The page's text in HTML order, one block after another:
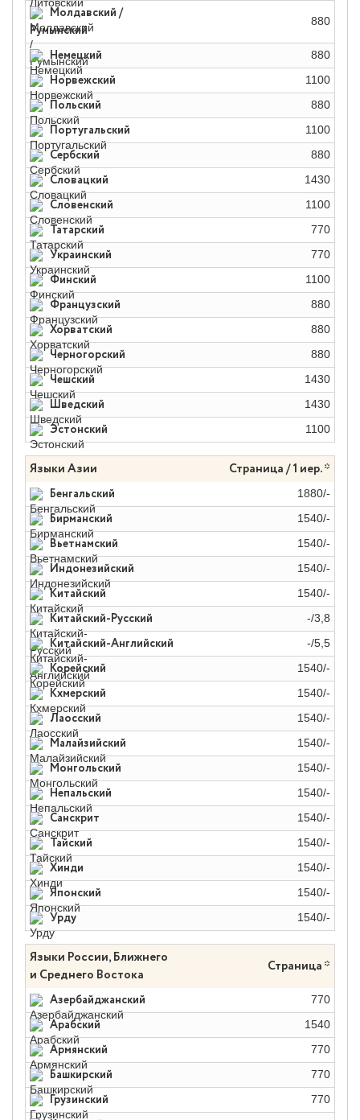
Молдавский /
Румынский
880
Немецкий 880
Норвежский 1100
Польский 880
Португальский 1100
Сербский 880
Словацкий 1430
Словенский 1100
Татарский 770
Украинский 770
Финский 1100
Французский 880
Хорватский 880
Черногорский 880
Чешский 1430
Шведский 1430
Эстонский 1100
Языки Азии Страница / 1 иер. *
Бенгальский 1880/-
Бирманский 1540/-
Вьетнамский 1540/-
Индонезийский 1540/-
Китайский 1540/-
Китайский-Русский -/3,8
Китайский-Английский -/5,5
Корейский 1540/-
Кхмерский 1540/-
Лаосский 1540/-
Малайзийский 1540/-
Монгольский 1540/-
Непальский 1540/-
Санскрит 1540/-
Тайский 1540/-
Хинди 1540/-
Японский 1540/-
Урду 1540/-
Языки России, Ближнего
и Среднего Востока
Страница *
Азербайджанский 770
Арабский 1540
Армянский 770
Башкирский 770
Грузинский 770